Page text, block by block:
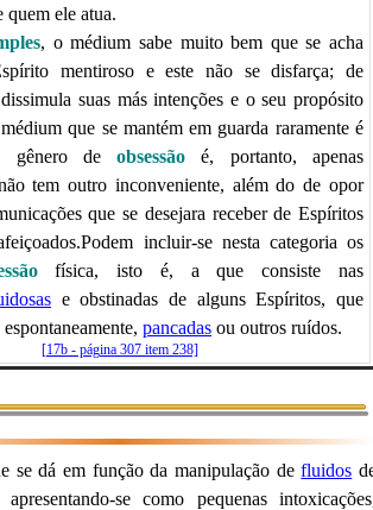
quem ele atua.
, o médium sabe muito bem que se acha
mentiroso e este não se disfarça; de
suas más intenções e o seu propósito
que se mantém em guarda raramente é
gênero deobsessão é, portanto, apenas
tem outro inconveniente, além do de opor
que se desejara receber de Espíritos
incluir-se nesta categoria os
física, isto é, a que consiste nas
e obstinadas de alguns Espíritos, que
pancadas ou outros ruídos.
[17b - página 307 item 238]
se dá em função da manipulação defluidos
se como pequenas